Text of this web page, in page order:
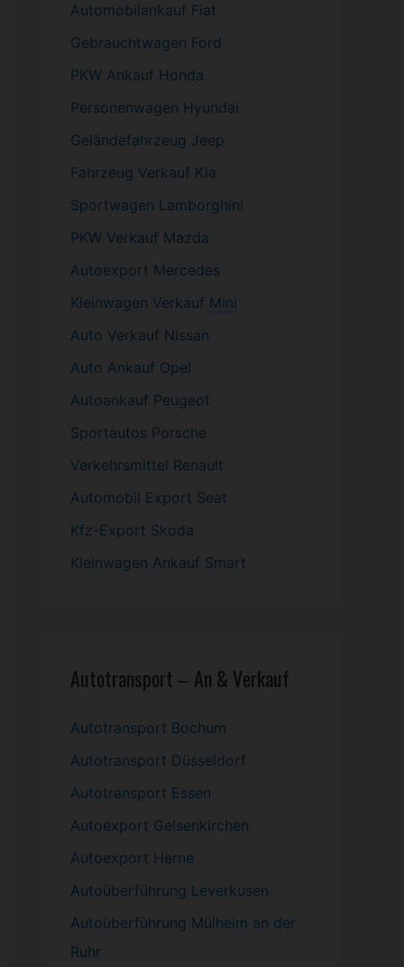
Automobilankauf Fiat
Gebrauchtwagen Ford
PKW Ankauf Honda
Personenwagen Hyundai
Geländefahrzeug Jeep
Fahrzeug Verkauf Kia
Sportwagen Lamborghini
PKW Verkauf Mazda
Autoexport Mercedes
Kleinwagen Verkauf Mini
Auto Verkauf Nissan
Auto Ankauf Opel
Autoankauf Peugeot
Sportautos Porsche
Verkehrsmittel Renault
Automobil Export Seat
Kfz-Export Skoda
Kleinwagen Ankauf Smart
Autotransport – An & Verkauf
Autotransport Bochum
Autotransport Düsseldorf
Autotransport Essen
Autoexport Gelsenkirchen
Autoexport Herne
Autoüberführung Leverkusen
Autoüberführung Mülheim an der
Ruhr